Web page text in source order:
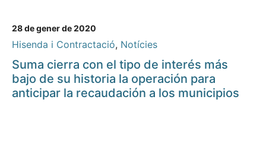
28 de gener de 2020
Hisenda i Contractació, Notícies
Suma cierra con el tipo de interés más
bajo de su historia la operación para
anticipar la recaudación a los municipios